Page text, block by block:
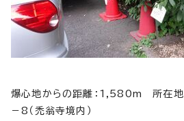
爆心地からの距離：1,580m 所在地
－8（禿翁寺境内）